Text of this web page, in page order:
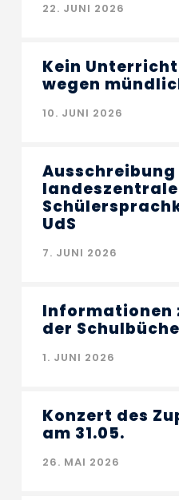
22. JUNI 2026
Kein Unterricht
wegen
10. JUNI 2026
UdS
7. JUNI 2026
Informationen
der
1. JUNI 2026
Konzert des
am 31.05.
26. MAI 2026